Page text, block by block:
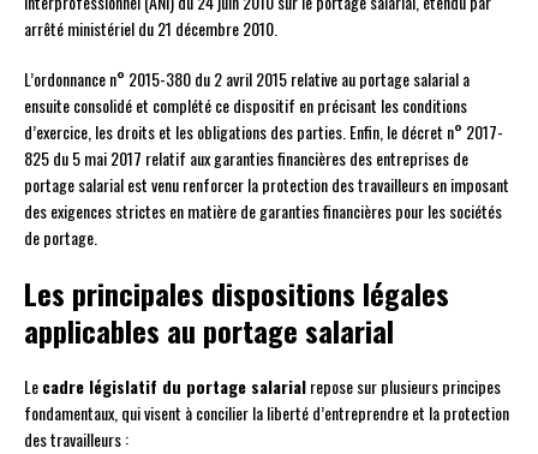
arrêté ministériel du 21 décembre 2010.
L’ordonnance n° 2015-380 du 2 avril 2015 relative au portage salarial a
ensuite consolidé et complété ce dispositif en précisant les conditions
d’exercice, les droits et les obligations des parties. Enfin, le décret n° 2017-
825 du 5 mai 2017 relatif aux garanties financières des entreprises de
portage salarial est venu renforcer la protection des travailleurs en imposant
des exigences strictes en matière de garanties financières pour les sociétés
de portage.
Les principales dispositions légales
applicables au portage salarial
Lecadre législatif du portage salarialrepose sur plusieurs principes
fondamentaux, qui visent à concilier la liberté d’entreprendre et la protection
des travailleurs :